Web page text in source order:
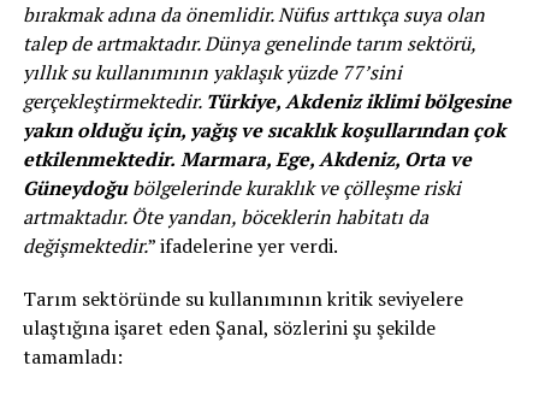
bırakmak adına da önemlidir. Nüfus arttıkça suya olan
talep de artmaktadır. Dünya genelinde tarım sektörü,
yıllık su kullanımının yaklaşık yüzde 77’sini
gerçekleştirmektedir. Türkiye, Akdeniz iklimi bölgesine
yakın olduğu için, yağış ve sıcaklık koşullarından çok
etkilenmektedir. Marmara, Ege, Akdeniz, Orta ve
Güneydoğubölgelerinde kuraklık ve çölleşme riski
artmaktadır. Öte yandan, böceklerin habitatı da
değişmektedir.” ifadelerine yer verdi.
Tarım sektöründe su kullanımının kritik seviyelere
ulaştığına işaret eden Şanal, sözlerini şu şekilde
tamamladı: